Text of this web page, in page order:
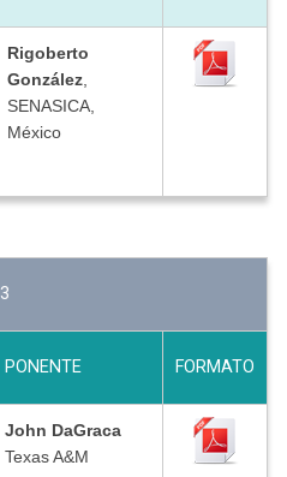
Rigoberto
González
SENASICA,
México
PONENTE FORMATO
John DaGraca
Texas A&M